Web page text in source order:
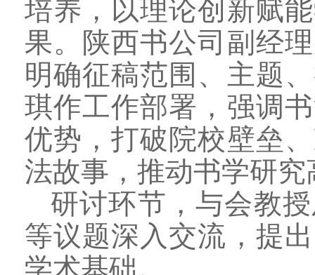
培养，以理论创新赋
果。陕西书公司副经
明确征稿范围、主题
琪作工作部署，强调
优势，打破院校壁垒
法故事，推动书学研
研讨环节，与会教
等议题深入交流，提
学术基础。